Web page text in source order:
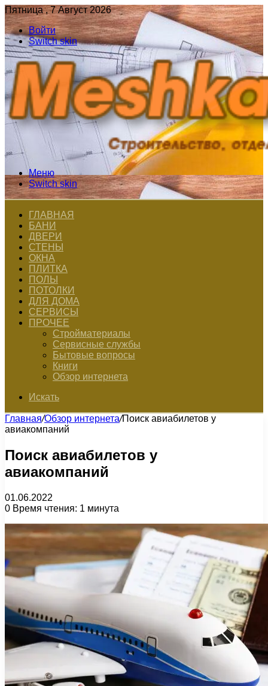
Пятница , 7 Август 2026
Войти
Switch skin
Меню
Switch skin
ГЛАВНАЯ
БАНИ
ДВЕРИ
СТЕНЫ
ОКНА
ПЛИТКА
ПОЛЫ
ПОТОЛКИ
ДЛЯ ДОМА
СЕРВИСЫ
ПРОЧЕЕ
Стройматериалы
Сервисные службы
Бытовые вопросы
Книги
Обзор интернета
Искать
Главная/Обзор интернета/Поиск авиабилетов у
авиакомпаний
Поиск авиабилетов у
авиакомпаний
01.06.2022
0 Время чтения: 1 минута